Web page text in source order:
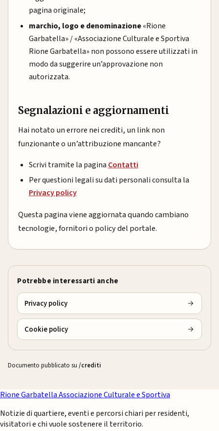
pagina originale;
marchio, logo e denominazione«Rione
Garbatella» / «Associazione Culturale e Sportiva
Rione Garbatella» non possono essere utilizzati in
modo da suggerire un’approvazione non
autorizzata.
Segnalazioni e aggiornamenti
Hai notato un errore nei crediti, un link non
funzionante o un’attribuzione mancante?
Scrivi tramite la pagina Contatti
Per questioni legali su dati personali consulta la
Privacy policy
Questa pagina viene aggiornata quando cambiano
tecnologie, fornitori o policy del portale.
Potrebbe interessarti anche
Privacy policy
Cookie policy
Documento pubblicato su /crediti
Rione GarbatellaAssociazione Culturale e Sportiva
Notizie di quartiere, eventi e percorsi chiari per residenti,
visitatori e chi vuole sostenere il territorio.